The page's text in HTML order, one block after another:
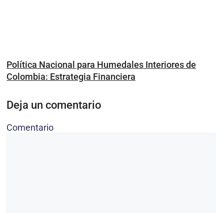
Política Nacional para Humedales Interiores de
Colombia: Estrategia Financiera
Deja un comentario
Comentario